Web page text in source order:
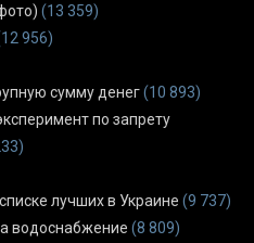
(13 359)
956)
сумму денег(10 893)
по запрету
лучших в Украине (9 737)
водоснабжение (8 809)